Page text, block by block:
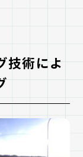
技術によ